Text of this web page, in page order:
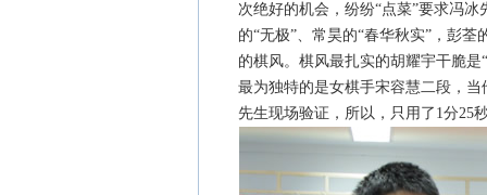
次绝好的机会，纷纷“点菜”要求冯
的“无极”、常昊的“春华秋实”，彭荃
的棋风。棋风最扎实的胡耀宇干脆
最为独特的是女棋手宋容慧二段，
先生现场验证，所以，只用了1分25